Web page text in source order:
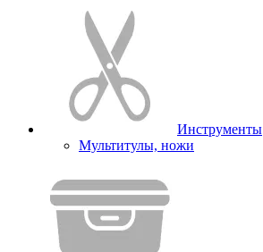
Инструменты
Мультитулы, ножи